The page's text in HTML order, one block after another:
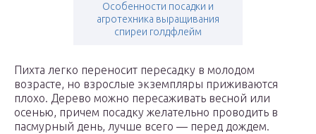
Особенности посадки и
агротехника выращивания
спиреи голдфлейм
Пихта легко переносит пересадку в молодом
возрасте, но взрослые экземпляры приживаются
плохо. Дерево можно пересаживать весной или
осенью, причем посадку желательно проводить в
пасмурный день, лучше всего — перед дождем.